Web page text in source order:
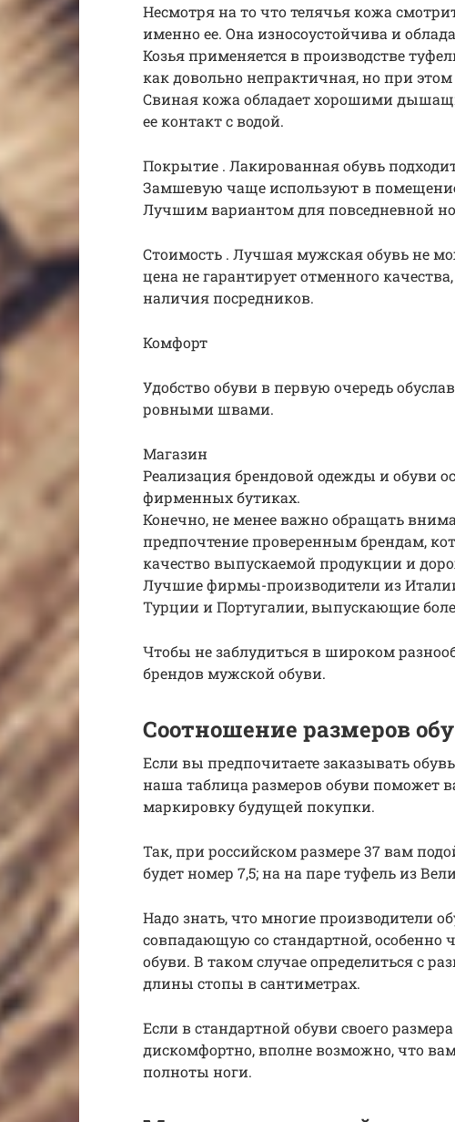
Несмотря на то что телячья кожа
именно ее. Она износоустойчива и
Козья применяется в производстве
как довольно непрактичная, но при
Свиная кожа обладает хорошими
ее контакт с водой.
Покрытие . Лакированная обувь
Замшевую чаще используют в
Лучшим вариантом для повседневной
Стоимость . Лучшая мужская обувь не
цена не гарантирует отменного
наличия посредников.
Комфорт
Удобство обуви в первую очередь
ровными швами.
Магазин
Реализация брендовой одежды и обуви
фирменных бутиках.
Конечно, не менее важно обращать
предпочтение проверенным брендам,
качество выпускаемой продукции и
Лучшие фирмы-производители из
Турции и Португалии, выпускающие
Чтобы не заблудиться в широком
брендов мужской обуви.
Соотношение размеров
Если вы предпочитаете заказывать
наша таблица размеров обуви поможет
маркировку будущей покупки.
Так, при российском размере 37 вам
будет номер 7,5; на на паре туфель из
Надо знать, что многие производители
совпадающую со стандартной, особенно
обуви. В таком случае определиться с
длины стопы в сантиметрах.
Если в стандартной обуви своего
дискомфортно, вполне возможно, что
полноты ноги.